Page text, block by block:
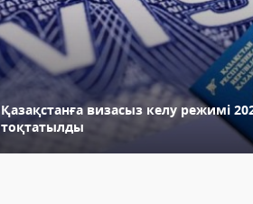
Қазақстанға визасыз келу режимі
тоқтатылды